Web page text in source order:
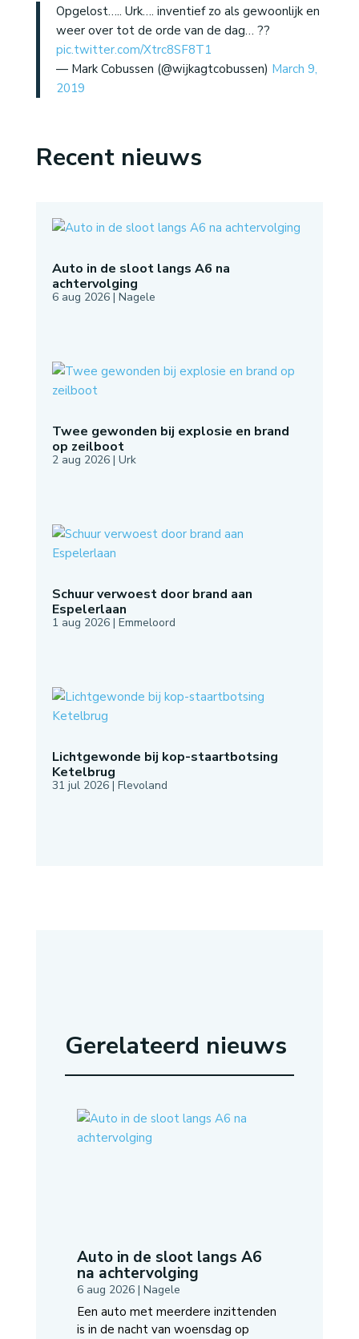
Opgelost….. Urk…. inventief zo als gewoonlijk en
weer over tot de orde van de dag… ??
pic.twitter.com/Xtrc8SF8T1
— Mark Cobussen (@wijkagtcobussen) March 9,
2019
Recent nieuws
Auto in de sloot langs A6 na
achtervolging
6 aug 2026| Nagele
Twee gewonden bij explosie en brand
op zeilboot
2 aug 2026| Urk
Schuur verwoest door brand aan
Espelerlaan
1 aug 2026| Emmeloord
Lichtgewonde bij kop-staartbotsing
Ketelbrug
31 jul 2026| Flevoland
Gerelateerd nieuws
Auto in de sloot langs A6
na achtervolging
6 aug 2026| Nagele
Een auto met meerdere inzittenden
is in de nacht van woensdag op